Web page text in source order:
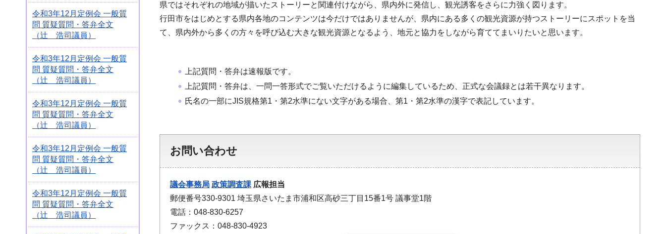
令和3年12月定例会 一般質
問 質疑質問・答弁全文
（辻 浩司議員）
令和3年12月定例会 一般質
問 質疑質問・答弁全文
（辻 浩司議員）
令和3年12月定例会 一般質
問 質疑質問・答弁全文
（辻 浩司議員）
令和3年12月定例会 一般質
問 質疑質問・答弁全文
（辻 浩司議員）
令和3年12月定例会 一般質
問 質疑質問・答弁全文
（辻 浩司議員）
県ではそれぞれの地域が描いたストーリーと関連付けながら、県内外に発信し、観光誘客をさらに力強く図ります。
行田市をはじめとする県内各地のコンテンツは今だけではありませんが、県内にある多くの観光資源が持つストーリーにスポットを当
て、県内外から多くの方々を呼び込む大きな観光資源となるよう、地元と協力をしながら育ててまいりたいと思います。
上記質問・答弁は速報版です。
上記質問・答弁は、一問一答形式でご覧いただけるように編集しているため、正式な会議録とは若干異なります。
氏名の一部にJIS規格第1・第2水準にない文字がある場合、第1・第2水準の漢字で表記しています。
お問い合わせ
議会事務局 政策調査課 広報担当
郵便番号330-9301 埼玉県さいたま市浦和区高砂三丁目15番1号 議事堂1階
電話：048-830-6257
ファックス：048-830-4923